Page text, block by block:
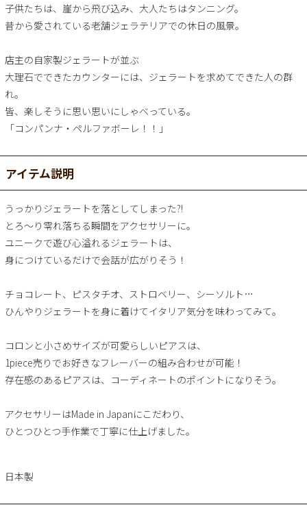
子供たちは、崖から飛び込み、大人たちはタンニング。
昔から愛されている老舗ジェラテリアでの休日の風景。
店主の自家製ジェラートが並ぶ
大理石でできたカウンターには、ジェラートを求めてできた人の群
れ。
皆、楽しそうに思い思いにしゃべっている。
「コンパンナ・ペルファボーレ！！」
アイテム説明
うっかりジェラートを落としてしまった?!
とろ～り零れ落ちる瞬間をアクセサリーに。
ユニークで遊び心溢れるジェラートは、
身につけているだけで会話が広がりそう！
チョコレート、ピスタチオ、ストロベリー、シーソルト…
ひんやりジェラートを身に着けてイタリア気分を味わってみて。
コロンと小さめサイズが可愛らしいピアスは、
1piece売りでお好きなフレーバーの組み合わせが可能！
存在感のあるピアスは、コーディネートのポイントになりそう。
アクセサリーはMade in Japanにこだわり、
ひとつひとつ手作業で丁寧に仕上げました。
日本製